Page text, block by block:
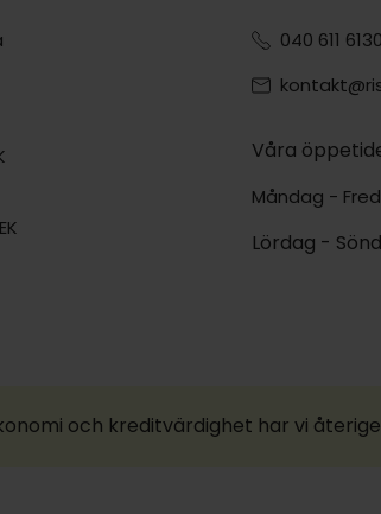
040 611 6130
Våra
Måndag -
Lördag -
och kreditvärdighet har vi